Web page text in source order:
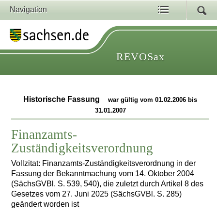
Navigation
REVOSax
Historische Fassung
war gültig vom 01.02.2006 bis
31.01.2007
Finanzamts-
Zuständigkeitsverordnung
Vollzitat: Finanzamts-Zuständigkeitsverordnung in der
Fassung der Bekanntmachung vom 14. Oktober 2004
(SächsGVBl. S. 539, 540), die zuletzt durch Artikel 8 des
Gesetzes vom 27. Juni 2025 (SächsGVBl. S. 285)
geändert worden ist